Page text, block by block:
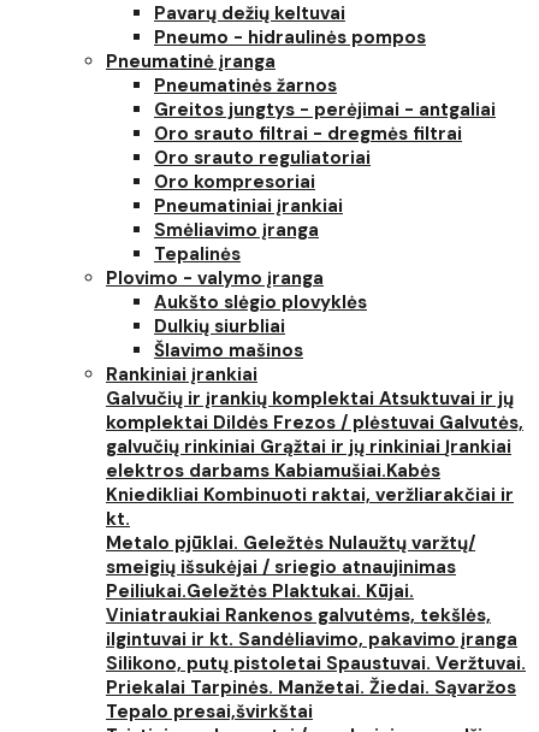
Pavarų dežių keltuvai
Pneumo - hidraulinės pompos
Pneumatinė įranga
Pneumatinės žarnos
Greitos jungtys - perėjimai - antgaliai
Oro srauto filtrai - dregmės filtrai
Oro srauto reguliatoriai
Oro kompresoriai
Pneumatiniai įrankiai
Smėliavimo įranga
Tepalinės
Plovimo - valymo įranga
Aukšto slėgio plovyklės
Dulkių siurbliai
Šlavimo mašinos
Rankiniai įrankiai
Galvučių ir įrankių komplektai Atsuktuvai ir jų
komplektai Dildės Frezos / plėstuvai Galvutės,
galvučių rinkiniai Grąžtai ir jų rinkiniai Įrankiai
elektros darbams Kabiamušiai.Kabės
Kniedikliai Kombinuoti raktai, veržliarakčiai ir
kt.
Metalo pjūklai. Geležtės Nulaužtų varžtų/
smeigių išsukėjai / sriegio atnaujinimas
Peiliukai.Geležtės Plaktukai. Kūjai.
Viniatraukiai Rankenos galvutėms, tekšlės,
ilgintuvai ir kt. Sandėliavimo, pakavimo įranga
Silikono, putų pistoletai Spaustuvai. Veržtuvai.
Priekalai Tarpinės. Manžetai. Žiedai. Sąvaržos
Tepalo presai,švirkštai